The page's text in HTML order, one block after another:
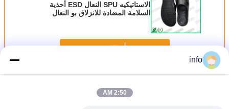
الاستاتيكيه SPU النعال ESD أحذية
السلامة المضادة للانزلاق بو النعال
استمر
أكثرأحذية السلامة البيئة والتنمية المستدامة
info
2:50 AM